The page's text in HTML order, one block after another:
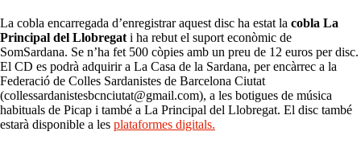
La cobla encarregada d’enregistrar aquest disc ha estat la cobla La
Principal del Llobregat i ha rebut el suport econòmic de
SomSardana. Se n’ha fet 500 còpies amb un preu de 12 euros per disc.
El CD es podrà adquirir a La Casa de la Sardana, per encàrrec a la
Federació de Colles Sardanistes de Barcelona Ciutat
(collessardanistesbcnciutat@gmail.com), a les botigues de música
habituals de Picap i també a La Principal del Llobregat. El disc també
estarà disponible a les plataformes digitals.